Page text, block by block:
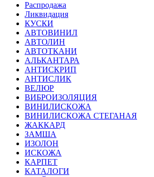
Распродажа
Ликвидация
КУСКИ
АВТОВИНИЛ
АВТОЛИН
АВТОТКАНИ
АЛЬКАНТАРА
АНТИСКРИП
АНТИСЛИК
ВЕЛЮР
ВИБРОИЗОЛЯЦИЯ
ВИНИЛИСКОЖА
ВИНИЛИСКОЖА СТЕГАНАЯ
ЖАККАРД
ЗАМША
ИЗОЛОН
ИСКОЖА
КАРПЕТ
КАТАЛОГИ